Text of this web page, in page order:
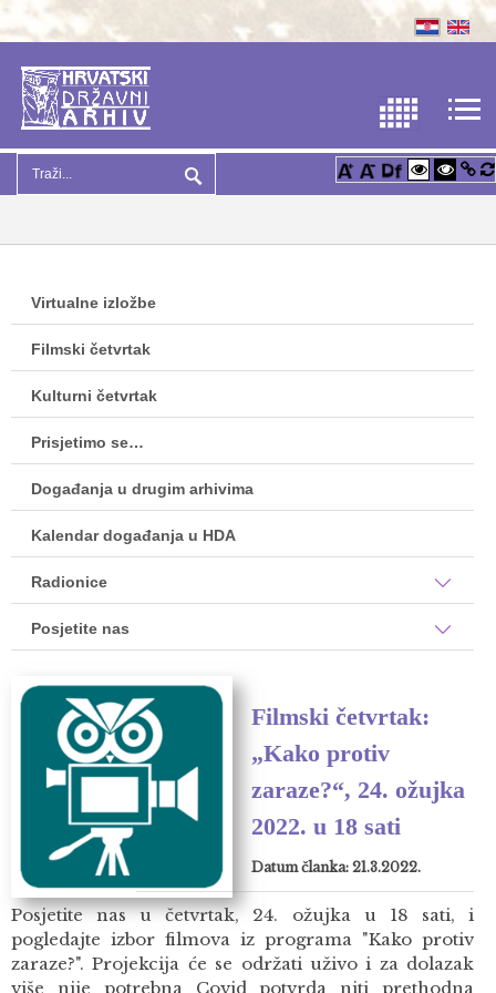
Virtualne izložbe
Filmski četvrtak
Kulturni četvrtak
Prisjetimo se…
Događanja u drugim arhivima
Kalendar događanja u HDA
Radionice
Posjetite nas
Filmski četvrtak:
„Kako protiv
zaraze?“, 24. ožujka
2022. u 18 sati
Datum članka: 21.3.2022.
Posjetite nas u četvrtak, 24. ožujka u 18 sati, i
pogledajte izbor filmova iz programa "Kako protiv
zaraze?". Projekcija će se održati uživo i za dolazak
više nije potrebna Covid potvrda niti prethodna